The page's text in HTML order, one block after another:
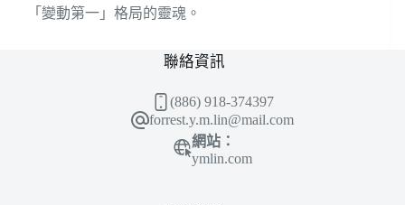
「變動第一」格局的靈魂。
聯絡資訊
(886) 918-374397
forrest.y.m.lin@mail.com
網站：
ymlin.com